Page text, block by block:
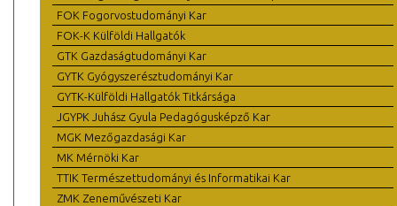
FOK Fogorvostudományi Kar
FOK-K Külföldi Hallgatók
GTK Gazdaságtudományi Kar
GYTK Gyógyszerésztudományi Kar
GYTK-Külföldi Hallgatók Titkársága
JGYPK Juhász Gyula Pedagógusképző Kar
MGK Mezőgazdasági Kar
MK Mérnöki Kar
TTIK Természettudományi és Informatikai Kar
ZMK Zeneművészeti Kar